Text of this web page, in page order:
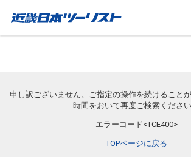
申し訳ございません。ご指定の操作を続けること
時間をおいて再度ご検索ください
エラーコード<TCE400>
TOPページに戻る